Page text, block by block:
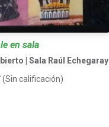
en sala
| Sala Raúl Echegaray
(Sin calificación)